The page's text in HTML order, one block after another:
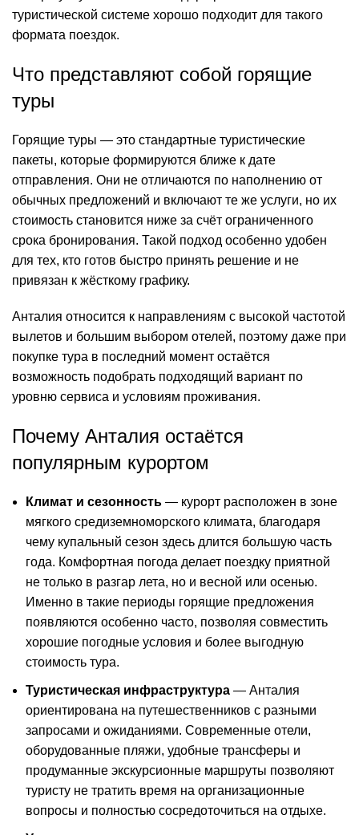
туристической системе хорошо подходит для такого
формата поездок.
Что представляют собой горящие
туры
Горящие туры — это стандартные туристические
пакеты, которые формируются ближе к дате
отправления. Они не отличаются по наполнению от
обычных предложений и включают те же услуги, но их
стоимость становится ниже за счёт ограниченного
срока бронирования. Такой подход особенно удобен
для тех, кто готов быстро принять решение и не
привязан к жёсткому графику.
Анталия относится к направлениям с высокой частотой
вылетов и большим выбором отелей, поэтому даже при
покупке тура в последний момент остаётся
возможность подобрать подходящий вариант по
уровню сервиса и условиям проживания.
Почему Анталия остаётся
популярным курортом
Климат и сезонность — курорт расположен в зоне
мягкого средиземноморского климата, благодаря
чему купальный сезон здесь длится большую часть
года. Комфортная погода делает поездку приятной
не только в разгар лета, но и весной или осенью.
Именно в такие периоды горящие предложения
появляются особенно часто, позволяя совместить
хорошие погодные условия и более выгодную
стоимость тура.
Туристическая инфраструктура — Анталия
ориентирована на путешественников с разными
запросами и ожиданиями. Современные отели,
оборудованные пляжи, удобные трансферы и
продуманные экскурсионные маршруты позволяют
туристу не тратить время на организационные
вопросы и полностью сосредоточиться на отдыхе.